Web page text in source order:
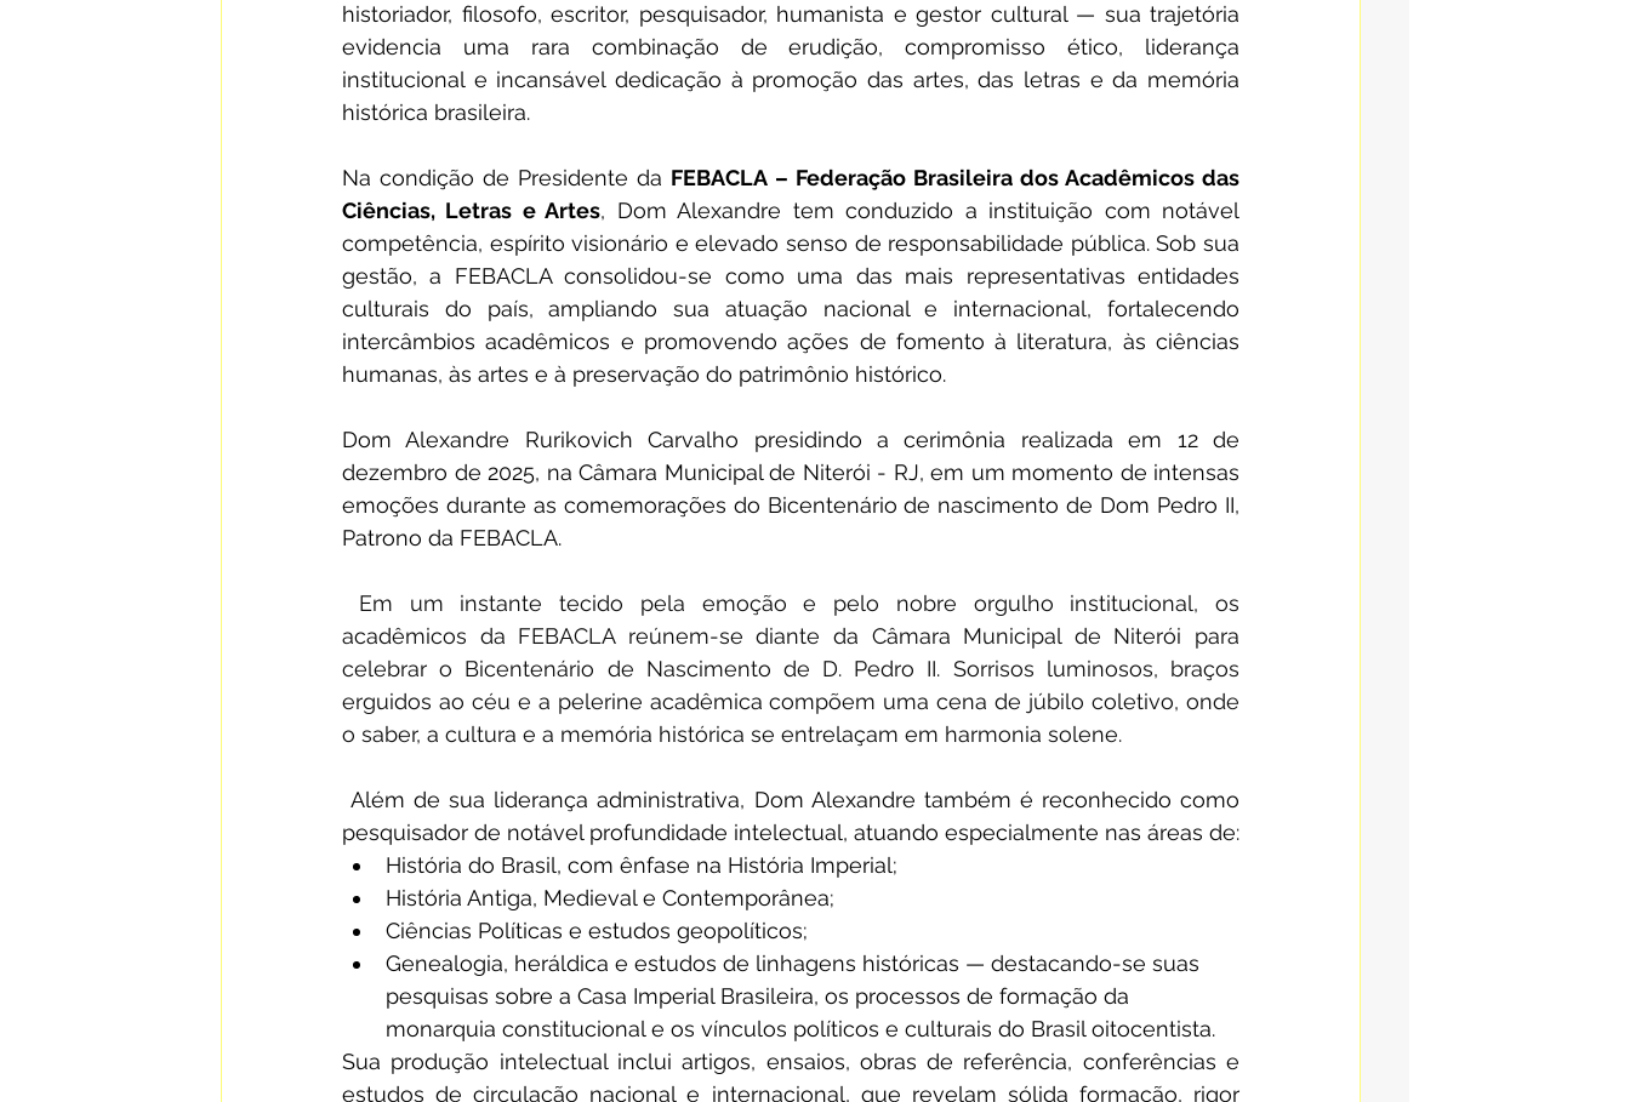
historiador, filosofo, escritor, pesquisador, humanista e gestor cultural — sua trajetória
evidencia uma rara combinação de erudição, compromisso ético, liderança
institucional e incansável dedicação à promoção das artes, das letras e da memória
histórica brasileira.
Na condição de Presidente da FEBACLA – Federação Brasileira dos Acadêmicos das
Ciências, Letras e Artes, Dom Alexandre tem conduzido a instituição com notável
competência, espírito visionário e elevado senso de responsabilidade pública. Sob sua
gestão, a FEBACLA consolidou-se como uma das mais representativas entidades
culturais do país, ampliando sua atuação nacional e internacional, fortalecendo
intercâmbios acadêmicos e promovendo ações de fomento à literatura, às ciências
humanas, às artes e à preservação do patrimônio histórico.
Dom Alexandre Rurikovich Carvalho presidindo a cerimônia realizada em 12 de
dezembro de 2025, na Câmara Municipal de Niterói - RJ, em um momento de intensas
emoções durante as comemorações do Bicentenário de nascimento de Dom Pedro II,
Patrono da FEBACLA.
Em um instante tecido pela emoção e pelo nobre orgulho institucional, os
acadêmicos da FEBACLA reúnem-se diante da Câmara Municipal de Niterói para
celebrar o Bicentenário de Nascimento de D. Pedro II. Sorrisos luminosos, braços
erguidos ao céu e a pelerine acadêmica compõem uma cena de júbilo coletivo, onde
o saber, a cultura e a memória histórica se entrelaçam em harmonia solene.
Além de sua liderança administrativa, Dom Alexandre também é reconhecido como
pesquisador de notável profundidade intelectual, atuando especialmente nas áreas de:
História do Brasil, com ênfase na História Imperial;
História Antiga, Medieval e Contemporânea;
Ciências Políticas e estudos geopolíticos;
Genealogia, heráldica e estudos de linhagens históricas — destacando-se suas
pesquisas sobre a Casa Imperial Brasileira, os processos de formação da
monarquia constitucional e os vínculos políticos e culturais do Brasil oitocentista.
Sua produção intelectual inclui artigos, ensaios, obras de referência, conferências e
estudos de circulação nacional e internacional, que revelam sólida formação, rigor